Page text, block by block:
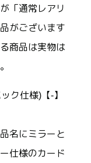
「通常レアリ
がございます
商品は実物は
ク仕様)【-】
名にミラーと
仕様のカード